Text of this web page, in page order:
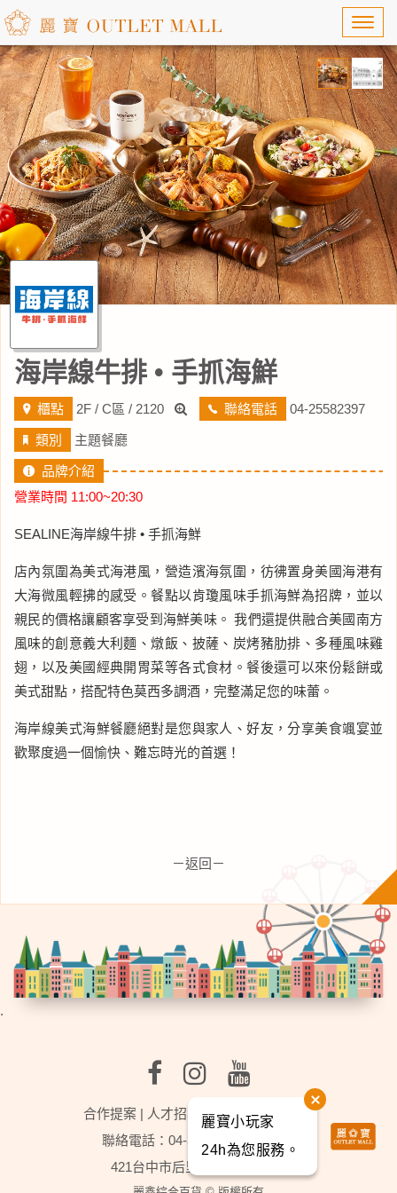
海岸線牛排 • 手抓海鮮
櫃點 2F / C區 / 2120 聯絡電話 04-25582397
類別 主題餐廳
品牌介紹
營業時間 11:00~20:30
SEALINE海岸線牛排 • 手抓海鮮
店內氛圍為美式海港風，營造濱海氛圍，彷彿置身美國海港有
大海微風輕拂的感受。餐點以肯瓊風味手抓海鮮為招牌，並以
親民的價格讓顧客享受到海鮮美味。 我們還提供融合美國南方
風味的創意義大利麵、燉飯、披薩、炭烤豬肋排、多種風味雞
翅，以及美國經典開胃菜等各式食材。餐後還可以來份鬆餅或
美式甜點，搭配特色莫西多調酒，完整滿足您的味蕾。
海岸線美式海鮮餐廳絕對是您與家人、好友，分享美食颯宴並
歡聚度過一個愉快、難忘時光的首選！
－返回－
.
合作提案| 人才招募 |行事曆|麗寶樂園
聯絡電話：04-3702-2888轉分機9
421台中市后里區福容路201號
麗寶小玩家
24h為您服務。